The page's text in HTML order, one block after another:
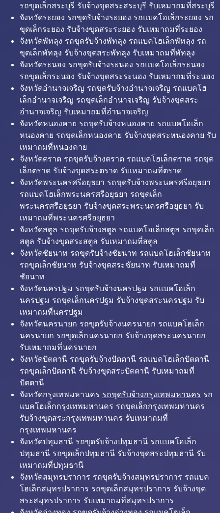
รถขุดเล็กสระบุรี รับจ้างขุดสระสระบุรี รับเหมาถมที่สระบุรี
จังหวัดระยอง รถขุดรับจ้างระยอง รถแบคโฮเล็กระยอง รถ
ขุดเล็กระยอง รับจ้างขุดสระระยอง รับเหมาถมที่ระยอง
จังหวัดพัทลุง รถขุดรับจ้างพัทลุง รถแบคโฮเล็กพัทลุง รถ
ขุดเล็กพัทลุง รับจ้างขุดสระพัทลุง รับเหมาถมที่พัทลุง
จังหวัดระนอง รถขุดรับจ้างระนอง รถแบคโฮเล็กระนอง
รถขุดเล็กระนอง รับจ้างขุดสระระนอง รับเหมาถมที่ระนอง
จังหวัดอำนาจเจริญ รถขุดรับจ้างอำนาจเจริญ รถแบคโฮ
เล็กอำนาจเจริญ รถขุดเล็กอำนาจเจริญ รับจ้างขุดสระ
อำนาจเจริญ รับเหมาถมที่อำนาจเจริญ
จังหวัดหนองคาย รถขุดรับจ้างหนองคาย รถแบคโฮเล็ก
หนองคาย รถขุดเล็กหนองคาย รับจ้างขุดสระหนองคาย รับ
เหมาถมที่หนองคาย
จังหวัดตราด รถขุดรับจ้างตราด รถแบคโฮเล็กตราด รถขุด
เล็กตราด รับจ้างขุดสระตราด รับเหมาถมที่ตราด
จังหวัดพระนครศรีอยุธยา รถขุดรับจ้างพระนครศรีอยุธยา
รถแบคโฮเล็กพระนครศรีอยุธยา รถขุดเล็ก
พระนครศรีอยุธยา รับจ้างขุดสระพระนครศรีอยุธยา รับ
เหมาถมที่พระนครศรีอยุธยา
จังหวัดสตูล รถขุดรับจ้างสตูล รถแบคโฮเล็กสตูล รถขุดเล็ก
สตูล รับจ้างขุดสระสตูล รับเหมาถมที่สตูล
จังหวัดชัยนาท รถขุดรับจ้างชัยนาท รถแบคโฮเล็กชัยนาท
รถขุดเล็กชัยนาท รับจ้างขุดสระชัยนาท รับเหมาถมที่
ชัยนาท
จังหวัดนครปฐม รถขุดรับจ้างนครปฐม รถแบคโฮเล็ก
นครปฐม รถขุดเล็กนครปฐม รับจ้างขุดสระนครปฐม รับ
เหมาถมที่นครปฐม
จังหวัดนครนายก รถขุดรับจ้างนครนายก รถแบคโฮเล็ก
นครนายก รถขุดเล็กนครนายก รับจ้างขุดสระนครนายก
รับเหมาถมที่นครนายก
จังหวัดปัตตานี รถขุดรับจ้างปัตตานี รถแบคโฮเล็กปัตตานี
รถขุดเล็กปัตตานี รับจ้างขุดสระปัตตานี รับเหมาถมที่
ปัตตานี
จังหวัดกรุงเทพมหานคร รถขุดรับจ้างกรุงเทพมหานคร รถ
แบคโฮเล็กกรุงเทพมหานคร รถขุดเล็กกรุงเทพมหานคร
รับจ้างขุดสระกรุงเทพมหานคร รับเหมาถมที่
กรุงเทพมหานคร
จังหวัดปทุมธานี รถขุดรับจ้างปทุมธานี รถแบคโฮเล็ก
ปทุมธานี รถขุดเล็กปทุมธานี รับจ้างขุดสระปทุมธานี รับ
เหมาถมที่ปทุมธานี
จังหวัดสมุทรปราการ รถขุดรับจ้างสมุทรปราการ รถแบค
โฮเล็กสมุทรปราการ รถขุดเล็กสมุทรปราการ รับจ้างขุด
สระสมุทรปราการ รับเหมาถมที่สมุทรปราการ